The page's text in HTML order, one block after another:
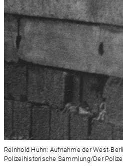
Reinhold Huhn: Aufnahme der West-
Polizeihistorische Sammlung/Der